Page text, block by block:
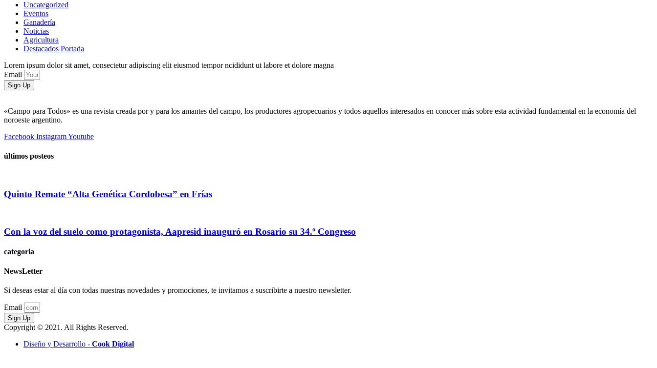
Uncategorized
Eventos
Ganadería
Noticias
Agricultura
Destacados Portada
Lorem ipsum dolor sit amet, consectetur adipiscing elit eiusmod tempor ncididunt ut labore et dolore magna
Email
Sign Up
«Campo para Todos» es una revista creada por y para los amantes del campo, los productores agropecuarios y todos aquellos interesados en conocer más sobre esta actividad fundamental en la economía del
noroeste argentino.
Facebook InstagramYoutube
últimos posteos
Quinto Remate “Alta Genética Cordobesa” en Frías
Con la voz del suelo como protagonista, Aapresid inauguró en Rosario su 34.º Congreso
categoria
NewsLetter
Si deseas estar al día con todas nuestras novedades y promociones, te invitamos a suscribirte a nuestro newsletter.
Email
Sign Up
Copyright © 2021. All Rights Reserved.
Diseño y Desarrollo - Cook Digital